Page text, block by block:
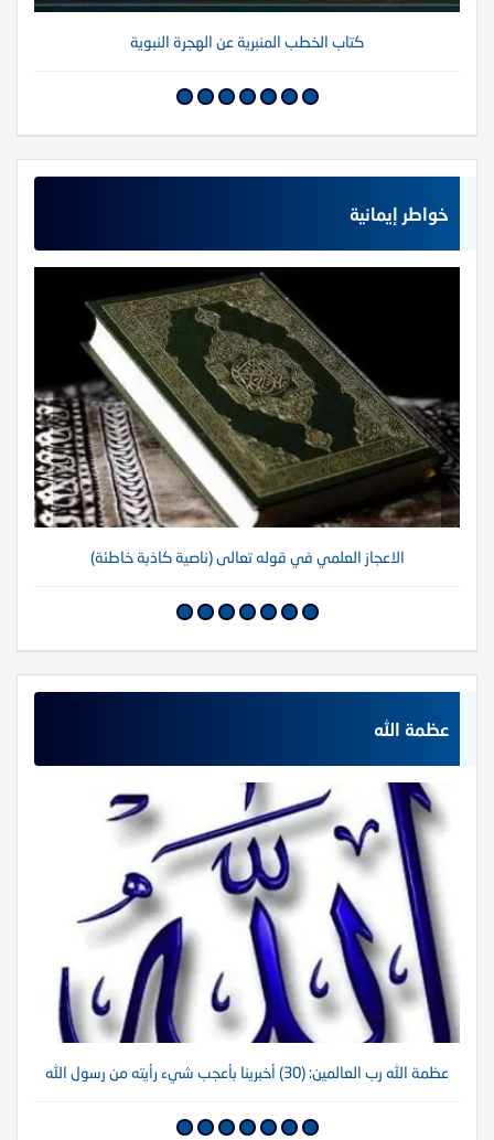
كتاب الخطب المنبرية عن الهجرة النبوية
خواطر إيمانية
الاعجاز العلمي في قوله تعالى (ناصية كاذبة خاطئة)
عظمة الله
عظمة الله رب العالمين: (30) أخبرينا بأعجب شيء رأيته من رسول الله